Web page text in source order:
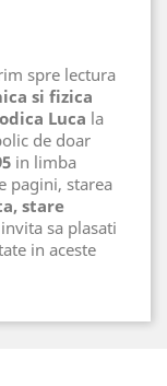
spre lectura
si fizica
Luca la
de doar
in limba
pagini, starea
stare
sa plasati
in aceste